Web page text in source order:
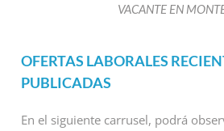
VACANTE EN
OFERTAS LABORALES
PUBLICADAS
En el siguiente carrusel, podrá